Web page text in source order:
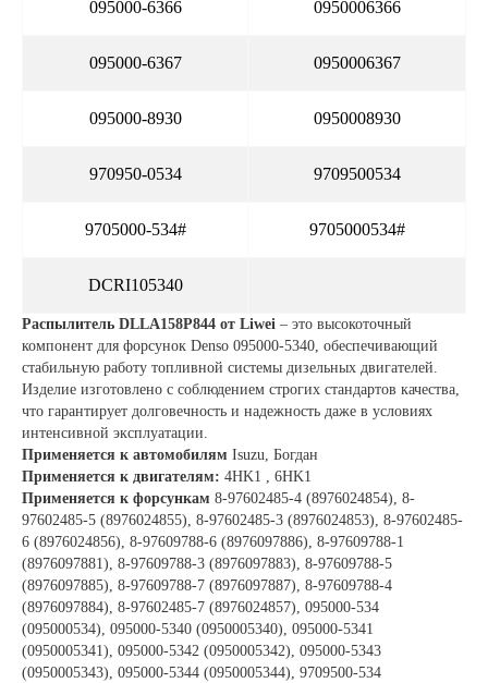
095000-6366 0950006366
095000-6367 0950006367
095000-8930 0950008930
970950-0534 9709500534
9705000-534# 9705000534#
DCRI105340
Распылитель DLLA158P844 от Liwei – это высокоточный
компонент для форсунок Denso 095000-5340, обеспечивающий
стабильную работу топливной системы дизельных двигателей.
Изделие изготовлено с соблюдением строгих стандартов качества,
что гарантирует долговечность и надежность даже в условиях
интенсивной эксплуатации.
Применяется к автомобилям Isuzu, Богдан
Применяется к двигателям: 4HK1 , 6HK1
Применяется к форсункам 8-97602485-4 (8976024854), 8-
97602485-5 (8976024855), 8-97602485-3 (8976024853), 8-97602485-
6 (8976024856), 8-97609788-6 (8976097886), 8-97609788-1
(8976097881), 8-97609788-3 (8976097883), 8-97609788-5
(8976097885), 8-97609788-7 (8976097887), 8-97609788-4
(8976097884), 8-97602485-7 (8976024857), 095000-534
(095000534), 095000-5340 (0950005340), 095000-5341
(0950005341), 095000-5342 (0950005342), 095000-5343
(0950005343), 095000-5344 (0950005344), 9709500-534